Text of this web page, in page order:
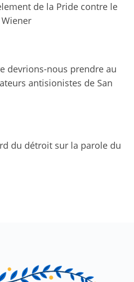
de la Pride contre le
devrions-nous prendre au
antisionistes de San
du détroit sur la parole du